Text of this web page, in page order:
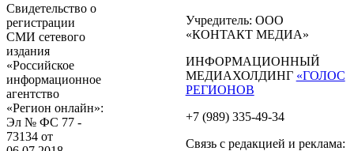
Свидетельство о
регистрации
СМИ сетевого
издания
«Российское
информационное
агентство
«Регион онлайн»:
Эл № ФС 77 -
73134 от
Учредитель: ООО
«КОНТАКТ МЕДИА»
ИНФОРМАЦИОННЫЙ
МЕДИАХОЛДИНГ «ГОЛОС
РЕГИОНОВ
+7 (989) 335-49-34
Связь с редакцией и реклама: